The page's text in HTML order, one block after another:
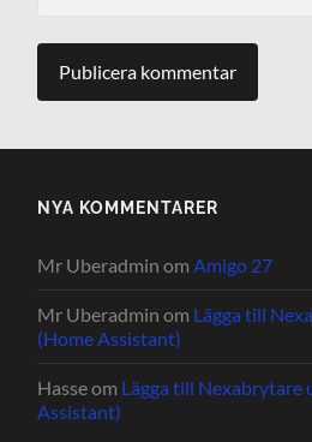
NYA KOMMENTARER
Mr Uberadmin omAmigo 27
Mr Uberadmin om Lägga till
(Home Assistant)
Hasseom Lägga till Nexabrytare
Assistant)